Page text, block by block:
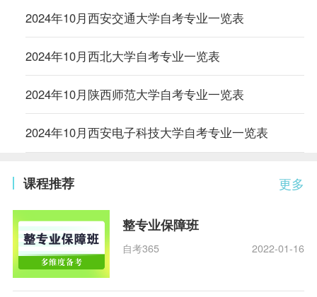
2024年10月西安交通大学自考专业一览表
2024年10月西北大学自考专业一览表
2024年10月陕西师范大学自考专业一览表
2024年10月西安电子科技大学自考专业一览表
更多
课程推荐
整专业保障班
自考365 2022-01-16